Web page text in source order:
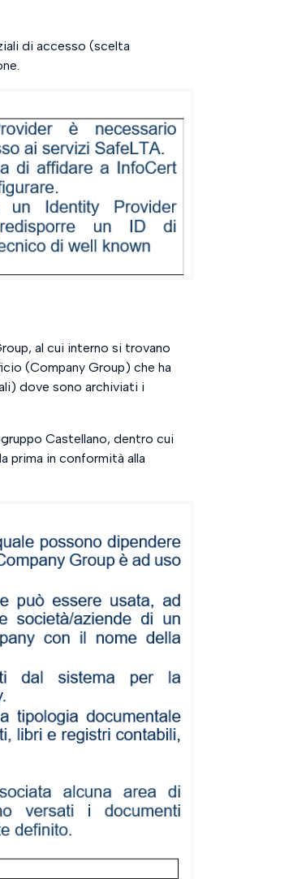
di accesso (scelta
al cui interno si trovano
(Company Group) che ha
dove sono archiviati i
Castellano, dentro cui
prima in conformità alla